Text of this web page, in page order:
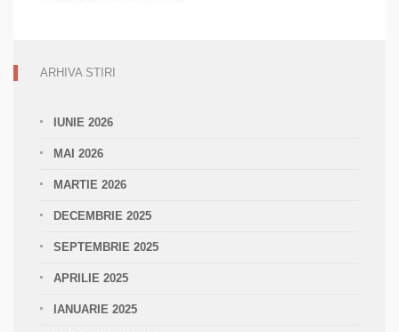
ARHIVA STIRI
IUNIE 2026
MAI 2026
MARTIE 2026
DECEMBRIE 2025
SEPTEMBRIE 2025
APRILIE 2025
IANUARIE 2025